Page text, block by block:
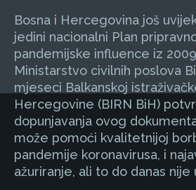
Bosna i Hercegovina još
jedini nacionalni Plan
pandemijske influence iz
Ministarstvo civilnih poslova
mjeseci Balkanskoj
Hercegovine (BIRN BiH)
dopunjavanja ovog
može pomoći kvalitetnijoj
pandemije koronavirusa, i
ažuriranje, ali to do danas nije